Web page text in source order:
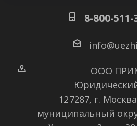
8-800-511-
ООО
127287, г.
муниципальный